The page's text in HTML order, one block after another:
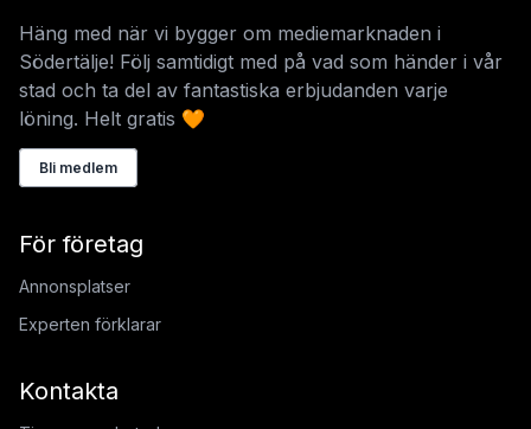
Häng med när vi bygger om mediemarknaden i
Södertälje! Följ samtidigt med på vad som händer i vår
stad och ta del av fantastiska erbjudanden varje
löning. Helt gratis 🧡
Bli medlem
För företag
Annonsplatser
Experten förklarar
Kontakta